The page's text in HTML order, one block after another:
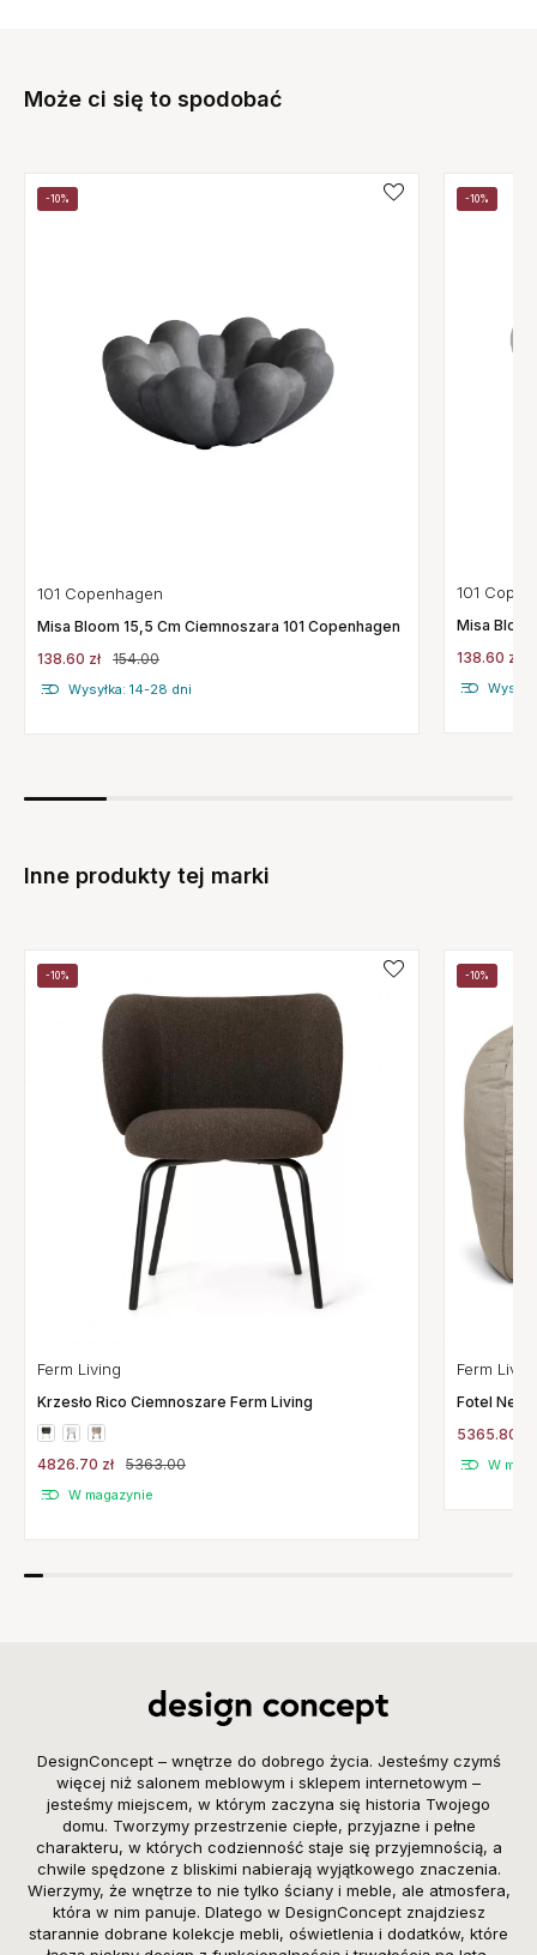
Może ci się to spodobać
-10%
101 Copenhagen
Misa Bloom 15,5 Cm Ciemnoszara 101 Copenhagen
138.60 zł
154.00
Wysyłka: 14-28 dni
-10%
101
Misa
138.60 zł
Inne produkty tej marki
-10%
Ferm Living
Krzesło Rico Ciemnoszare Ferm Living
4826.70 zł 5363.00
W magazynie
-10%
Ferm
Fotel
5365.80 zł
W
DesignConcept – wnętrze do dobrego życia. Jesteśmy czymś
więcej niż salonem meblowym i sklepem internetowym –
jesteśmy miejscem, w którym zaczyna się historia Twojego
domu. Tworzymy przestrzenie ciepłe, przyjazne i pełne
charakteru, w których codzienność staje się przyjemnością, a
chwile spędzone z bliskimi nabierają wyjątkowego znaczenia.
Wierzymy, że wnętrze to nie tylko ściany i meble, ale atmosfera,
która w nim panuje. Dlatego w DesignConcept znajdziesz
starannie dobrane kolekcje mebli, oświetlenia i dodatków, które